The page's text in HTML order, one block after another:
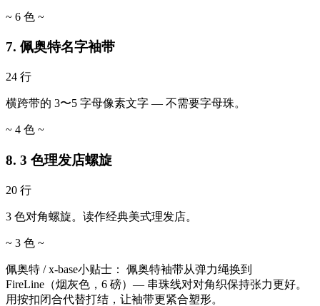
~ 6 色 ~
7. 佩奥特名字袖带
24 行
横跨带的 3〜5 字母像素文字 — 不需要字母珠。
~ 4 色 ~
8. 3 色理发店螺旋
20 行
3 色对角螺旋。读作经典美式理发店。
~ 3 色 ~
佩奥特 / x-base小贴士：
佩奥特袖带从弹力绳换到
FireLine（烟灰色，6 磅）— 串珠线对对角织保持张力更好。
用按扣闭合代替打结，让袖带更紧合塑形。